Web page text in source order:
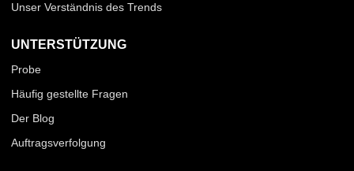
Unser Verständnis des Trends
UNTERSTÜTZUNG
Probe
Häufig gestellte Fragen
Der Blog
Auftragsverfolgung